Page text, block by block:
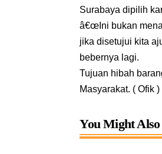
Surabaya dipilih
â€œIni bukan
jika disetujui kita
bebernya lagi.
Tujuan hibah
Masyarakat. ( Ofik )
You Might